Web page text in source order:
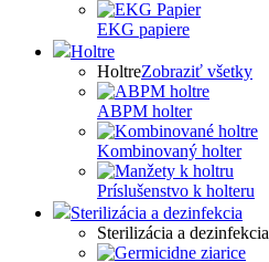
EKG papiere
Holtre
HoltreZobraziť všetky
ABPM holter
Kombinovaný holter
Príslušenstvo k holteru
Sterilizácia a dezinfekcia
Sterilizácia a dezinfekcia